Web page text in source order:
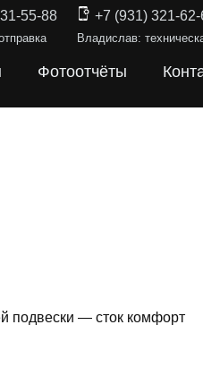
55-88 +7 (931) 321-62-
Владислав:
Фотоотчёты
подвески — сток комфорт